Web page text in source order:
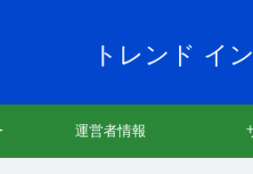
トレンド イ
運営者情報